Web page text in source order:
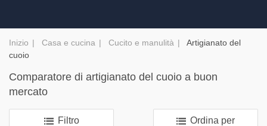
Inizio Casa e cucina Cucito e manulità
Artigianato del
cuoio
Comparatore di artigianato del cuoio a buon
mercato
Filtro Ordina per